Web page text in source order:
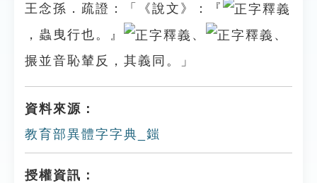
王念孫．疏證：「《說文》：『
，蟲曳行也。』
、
、
搌並音恥輦反，其義同。」
資料來源：
教育部異體字字典_䥀
授權資訊：